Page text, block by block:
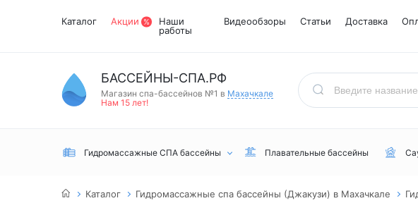
Каталог Акции
Наши
работы
Видеообзоры Статьи Доставка
БАССЕЙНЫ-СПА.РФ
Магазин спа-бассейнов №1 в Махачкале
Нам 15 лет!
Гидромассажные СПА бассейны Плавательные бассейны
Каталог Гидромассажные спа бассейны (Джакузи) в Махачкале